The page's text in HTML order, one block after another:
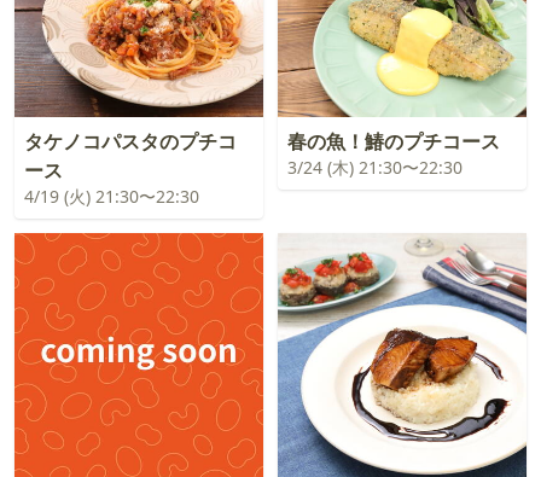
タケノコパスタのプチコ
ース
4/19 (火) 21:30〜22:30
春の魚！鰆のプチコース
3/24 (木) 21:30〜22:30